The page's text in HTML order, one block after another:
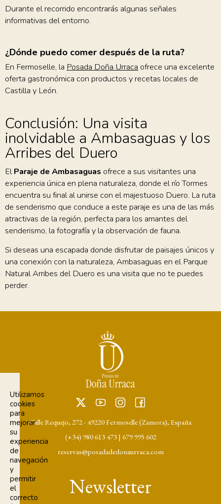
Durante el recorrido encontrarás algunas señales
informativas del entorno.
¿Dónde puedo comer después de la ruta?
En Fermoselle, la Posada Doña Urraca ofrece una excelente
oferta gastronómica con productos y recetas locales de
Castilla y León.
Conclusión: Una visita
inolvidable a Ambasaguas y los
Arribes del Duero
ElParaje de Ambasaguas ofrece a sus visitantes una
experiencia única en plena naturaleza, donde el río Tormes
encuentra su final al unirse con el majestuoso Duero. La ruta
de senderismo que conduce a este paraje es una de las más
atractivas de la región, perfecta para los amantes del
senderismo, la fotografía y la observación de fauna.
Si deseas una escapada donde disfrutar de paisajes únicos y
una conexión con la naturaleza, Ambasaguas en el Parque
Natural Arribes del Duero es una visita que no te puedes
perder.
Calle Requejo, 272 - 49220 Fermoselle (Zamora), España
(+34) 980 613 473| 679 995 602
reservas@posadadedonaurraca.com
Newsletter
Utilizamos
cookies
para
mejorar
su
experiencia
de
navegación
y
permitir
el
correcto